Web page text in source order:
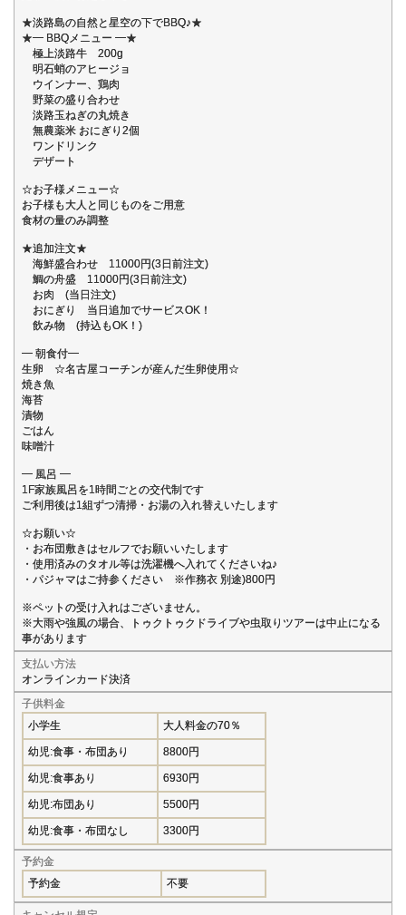
★淡路島の自然と星空の下でBBQ♪★
★━ BBQメニュー ━★
極上淡路牛 200g
明石蛸のアヒージョ
ウインナー、鶏肉
野菜の盛り合わせ
淡路玉ねぎの丸焼き
無農薬米 おにぎり2個
ワンドリンク
デザート
☆お子様メニュー☆
お子様も大人と同じものをご用意
食材の量のみ調整
★追加注文★
海鮮盛合わせ 11000円(3日前注文)
鯛の舟盛 11000円(3日前注文)
お肉 (当日注文)
おにぎり 当日追加でサービスOK！
飲み物 (持込もOK！)
━ 朝食付━
生卵 ☆名古屋コーチンが産んだ生卵使用☆
焼き魚
海苔
漬物
ごはん
味噌汁
━ 風呂 ━
1F家族風呂を1時間ごとの交代制です
ご利用後は1組ずつ清掃・お湯の入れ替えいたします
☆お願い☆
・お布団敷きはセルフでお願いいたします
・使用済みのタオル等は洗濯機へ入れてくださいね♪
・パジャマはご持参ください ※作務衣 別途)800円
※ペットの受け入れはございません。
※大雨や強風の場合、トゥクトゥクドライブや虫取りツアーは中止になる
事があります
支払い方法
オンラインカード決済
子供料金
小学生
大人料金の70％
幼児:食事・布団あり 8800円
幼児:食事あり 6930円
幼児:布団あり 5500円
幼児:食事・布団なし 3300円
予約金
予約金
不要